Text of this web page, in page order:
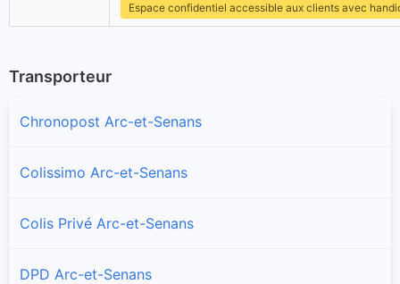
Espace confidentiel accessible aux clients avec
Transporteur
Chronopost Arc-et-Senans
Colissimo Arc-et-Senans
Colis Privé Arc-et-Senans
DPD Arc-et-Senans